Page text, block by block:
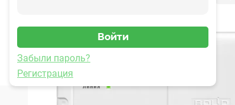
Забыли пароль?
Регистрация